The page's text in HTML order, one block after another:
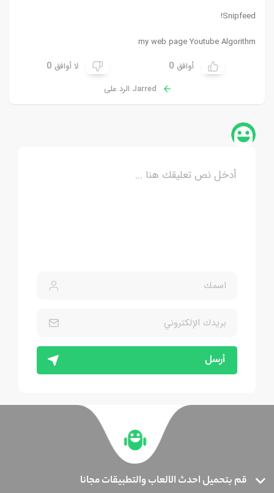
Snipfeed
!
my web pageYoutube Algorithm
أوافق 0 لا أوافق 0
Jarred الرد على
أرسل
قم بتحميل احدث الالعاب والتطبيقات مجانا